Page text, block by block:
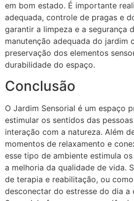
em bom estado. É importante
adequada, controle de pragas e
garantir a limpeza e a segurança
manutenção adequada do jardim
preservação dos elementos
durabilidade do espaço.
Conclusão
O Jardim Sensorial é um espaço
estimular os sentidos das
interação com a natureza. Além
momentos de relaxamento e
esse tipo de ambiente estimula
a melhoria da qualidade de vida.
de terapia e reabilitação, ou
desconectar do estresse do dia a